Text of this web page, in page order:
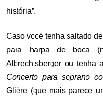
história”.
Caso você tenha saltado
para harpa de boca
Albrechtsberger ou tenha
Concerto para soprano
Glière (que mais parece